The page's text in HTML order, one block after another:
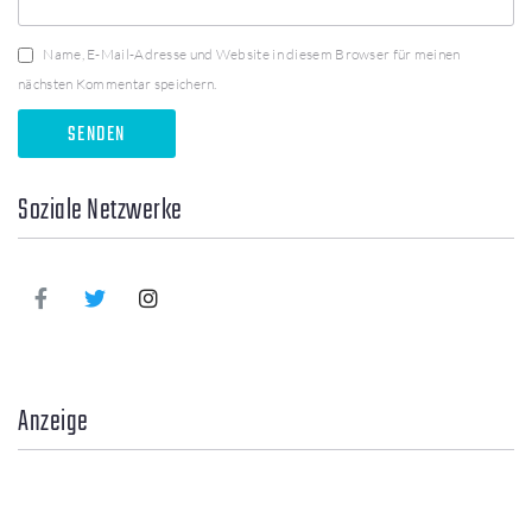
Name, E-Mail-Adresse und Website in diesem Browser für meinen
nächsten Kommentar speichern.
Soziale Netzwerke
Anzeige